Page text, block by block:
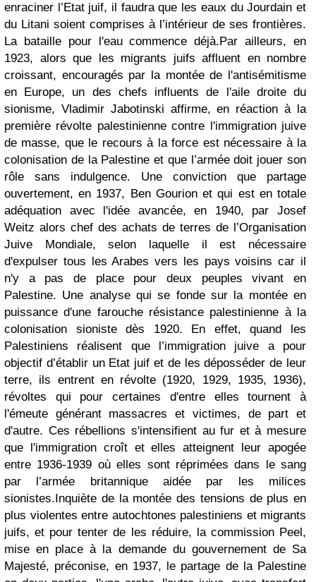
enraciner l’Etat juif, il faudra que les eaux du Jourdain et
du Litani soient comprises à l’intérieur de ses frontières.
La bataille pour l'eau commence déjà. Par ailleurs, en
1923, alors que les migrants juifs affluent en nombre
croissant, encouragés par la montée de l'antisémitisme
en Europe, un des chefs influents de l'aile droite du
sionisme, Vladimir Jabotinski affirme, en réaction à la
première révolte palestinienne contre l'immigration juive
de masse, que le recours à la force est nécessaire à la
colonisation de la Palestine et que l’armée doit jouer son
rôle sans indulgence. Une conviction que partage
ouvertement, en 1937, Ben Gourion et qui est en totale
adéquation avec l'idée avancée, en 1940, par Josef
Weitz alors chef des achats de terres de l’Organisation
Juive Mondiale, selon laquelle il est nécessaire
d'expulser tous les Arabes vers les pays voisins car il
n'y a pas de place pour deux peuples vivant en
Palestine. Une analyse qui se fonde sur la montée en
puissance d'une farouche résistance palestinienne à la
colonisation sioniste dès 1920. En effet, quand les
Palestiniens réalisent que l’immigration juive a pour
objectif d’établir un Etat juif et de les déposséder de leur
terre, ils entrent en révolte (1920, 1929, 1935, 1936),
révoltes qui pour certaines d'entre elles tournent à
l'émeute générant massacres et victimes, de part et
d'autre. Ces rébellions s'intensifient au fur et à mesure
que l'immigration croît et elles atteignent leur apogée
entre 1936-1939 où elles sont réprimées dans le sang
par l’armée britannique aidée par les milices
sionistes. Inquiète de la montée des tensions de plus en
plus violentes entre autochtones palestiniens et migrants
juifs, et pour tenter de les réduire, la commission Peel,
mise en place à la demande du gouvernement de Sa
Majesté, préconise, en 1937, le partage de la Palestine